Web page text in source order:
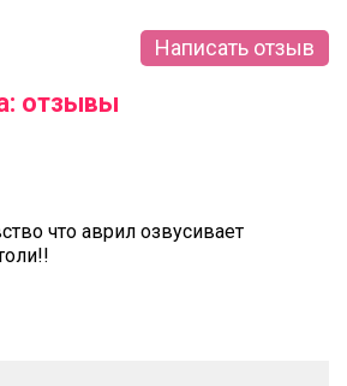
Написать отзыв
отзывы
что аврил озвусивает